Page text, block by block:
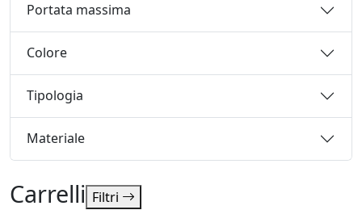
Portata massima
Colore
Tipologia
Materiale
Carrelli Filtri